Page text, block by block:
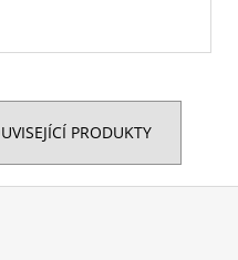
PRODUKTY